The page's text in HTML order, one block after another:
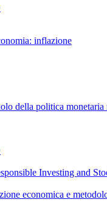
inflazione
della politica monetaria
Investing and
economica e